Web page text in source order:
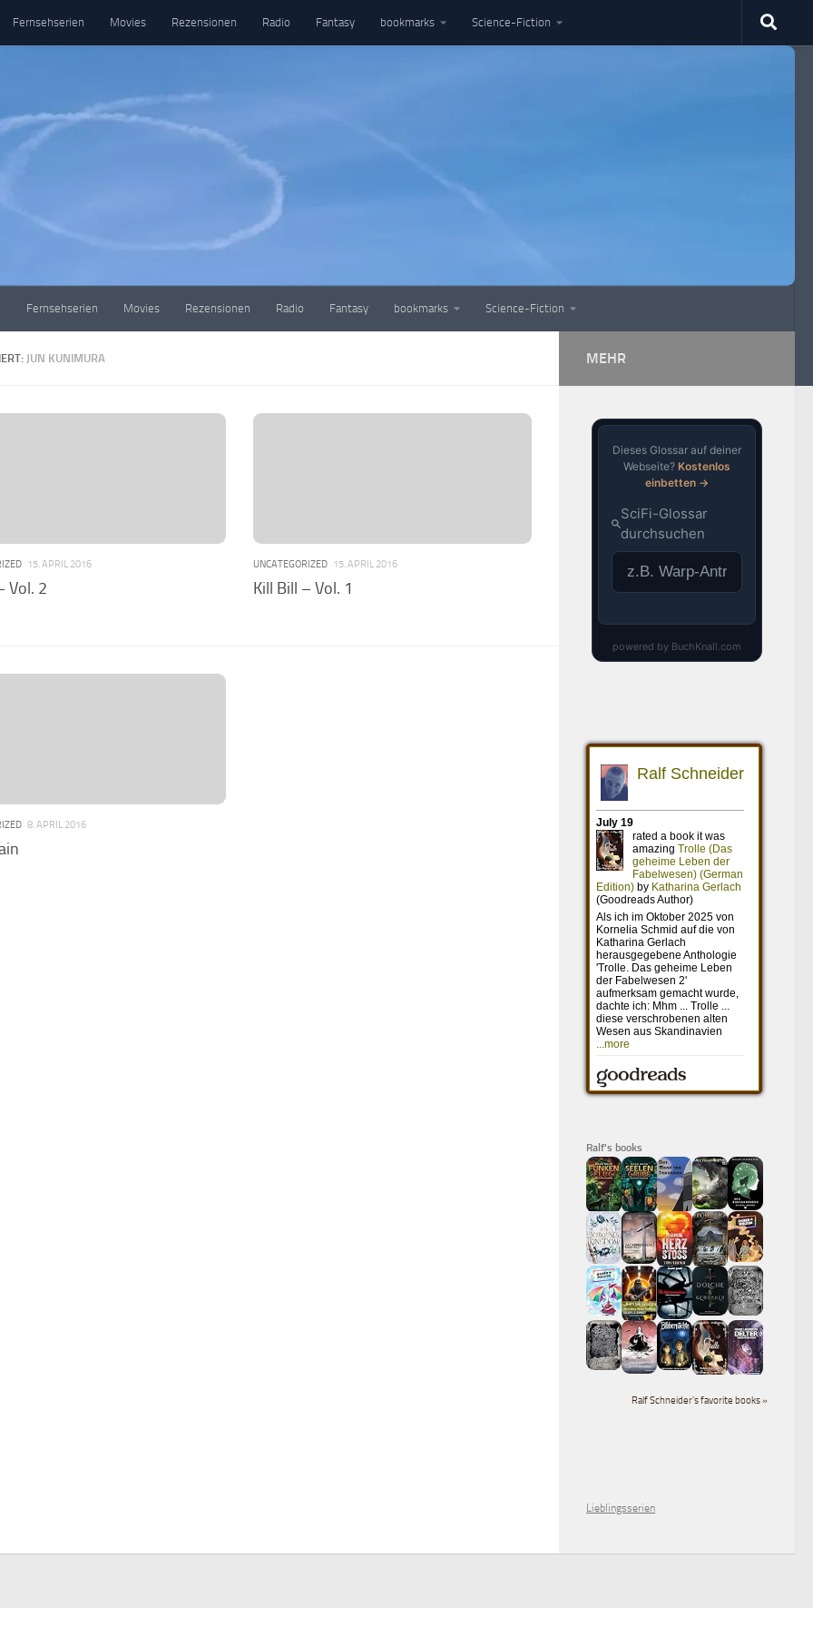
Fernsehserien Movies Rezensionen Radio Fantasy bookmarks Science-Fiction
Fernsehserien Movies Rezensionen Radio Fantasy bookmarks Science-Fiction
JUN KUNIMURA
15. APRIL 2016
Vol. 2
UNCATEGORIZED 15. APRIL 2016
Kill Bill – Vol. 1
8. APRIL 2016
MEHR
Ralf's books
Ralf Schneider's favorite books »
Lieblingsserien